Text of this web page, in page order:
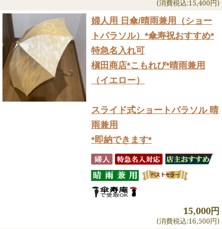
(消費税込:15,400円)
婦人用 日傘/晴雨兼用（ショー
トパラソル） *傘寿祝おすすめ*
特急名入れ可
槇田商店*こもれび*晴雨兼用
（イエロー）
スライド式ショートパラソル 晴
雨兼用
*即納できます*
15,000円
(消費税込:16,500円)